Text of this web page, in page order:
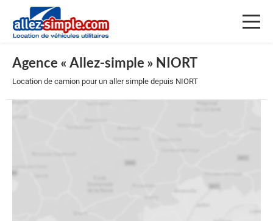
Agence « Allez-simple » NIORT
Location de camion pour un aller simple depuis NIORT